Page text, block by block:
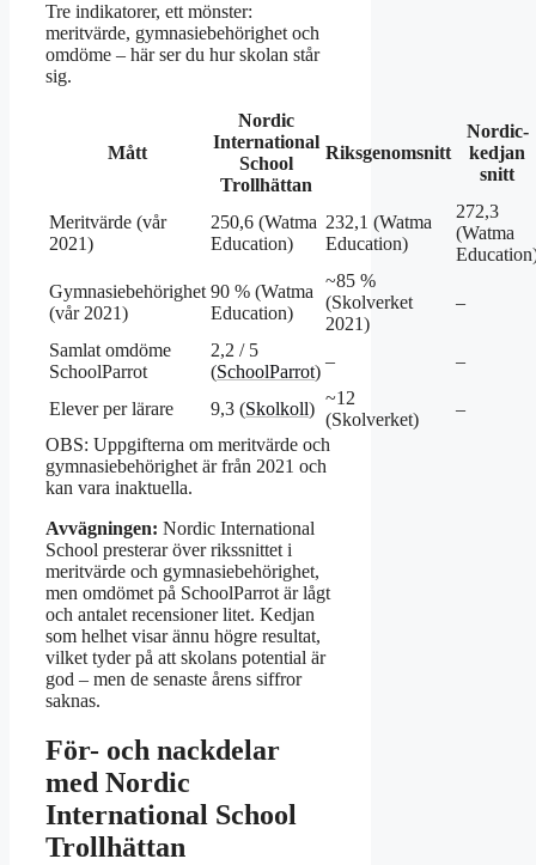
Tre indikatorer, ett mönster:
meritvärde, gymnasiebehörighet och
omdöme – här ser du hur skolan står
sig.
Mått
Nordic
International
School
Trollhättan
Riksgenomsnitt
Nordic-
kedjan
snitt
Meritvärde (vår
2021)
250,6 (Watma
Education)
232,1 (Watma
Education)
272,3
(Watma
Gymnasiebehörighet
(vår 2021)
90 % (Watma
Education)
~85 %
(Skolverket
2021)
–
Samlat omdöme
SchoolParrot
2,2 / 5
(SchoolParrot)
– –
Elever per lärare 9,3 (Skolkoll)
~12
(Skolverket)
–
OBS: Uppgifterna om meritvärde och
gymnasiebehörighet är från 2021 och
kan vara inaktuella.
Avvägningen: Nordic International
School presterar över rikssnittet i
meritvärde och gymnasiebehörighet,
men omdömet på SchoolParrot är lågt
och antalet recensioner litet. Kedjan
som helhet visar ännu högre resultat,
vilket tyder på att skolans potential är
god – men de senaste årens siffror
saknas.
För- och nackdelar
med Nordic
International School
Trollhättan